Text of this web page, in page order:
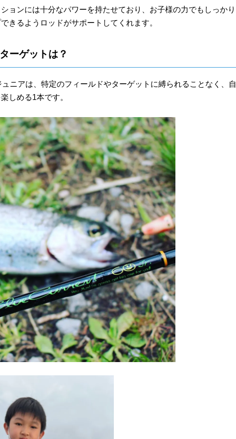
ョンには十分なパワーを持たせており、お子様の力でもしっかり
きるようロッドがサポートしてくれます。
ーゲットは？
ニアは、特定のフィールドやターゲットに縛られることなく、自
しめる1本です。